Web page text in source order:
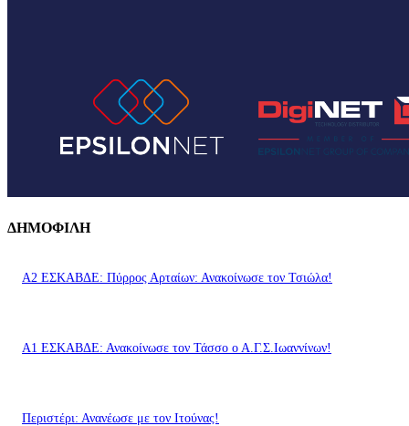
ΔΗΜΟΦΙΛΗ
A2 ΕΣΚΑΒΔΕ: Πύρρος Αρταίων: Ανακοίνωσε τον Τσιώλα!
Α1 ΕΣΚΑΒΔΕ: Ανακοίνωσε τον Τάσσο ο Α.Γ.Σ.Ιωαννίνων!
Περιστέρι: Ανανέωσε με τον Ιτούνας!